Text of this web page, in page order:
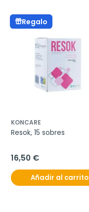
Regalo
KONCARE
Resok, 15 sobres
16,50 €
Añadir al carrito